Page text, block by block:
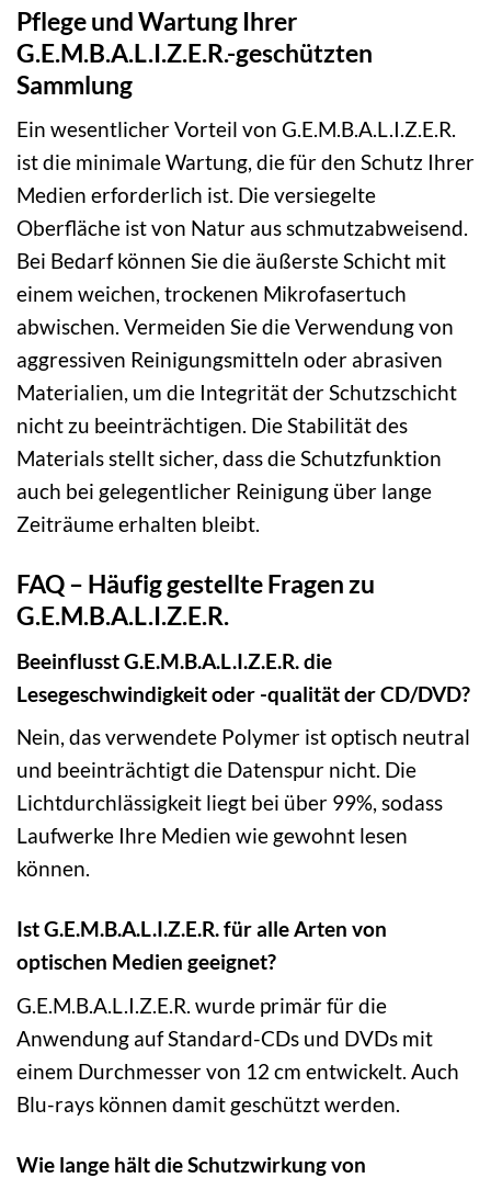
Pflege und Wartung Ihrer
G.E.M.B.A.L.I.Z.E.R.-geschützten
Sammlung
Ein wesentlicher Vorteil von G.E.M.B.A.L.I.Z.E.R.
ist die minimale Wartung, die für den Schutz Ihrer
Medien erforderlich ist. Die versiegelte
Oberfläche ist von Natur aus schmutzabweisend.
Bei Bedarf können Sie die äußerste Schicht mit
einem weichen, trockenen Mikrofasertuch
abwischen. Vermeiden Sie die Verwendung von
aggressiven Reinigungsmitteln oder abrasiven
Materialien, um die Integrität der Schutzschicht
nicht zu beeinträchtigen. Die Stabilität des
Materials stellt sicher, dass die Schutzfunktion
auch bei gelegentlicher Reinigung über lange
Zeiträume erhalten bleibt.
FAQ – Häufig gestellte Fragen zu
G.E.M.B.A.L.I.Z.E.R.
Beeinflusst G.E.M.B.A.L.I.Z.E.R. die
Lesegeschwindigkeit oder -qualität der CD/DVD?
Nein, das verwendete Polymer ist optisch neutral
und beeinträchtigt die Datenspur nicht. Die
Lichtdurchlässigkeit liegt bei über 99%, sodass
Laufwerke Ihre Medien wie gewohnt lesen
können.
Ist G.E.M.B.A.L.I.Z.E.R. für alle Arten von
optischen Medien geeignet?
G.E.M.B.A.L.I.Z.E.R. wurde primär für die
Anwendung auf Standard-CDs und DVDs mit
einem Durchmesser von 12 cm entwickelt. Auch
Blu-rays können damit geschützt werden.
Wie lange hält die Schutzwirkung von